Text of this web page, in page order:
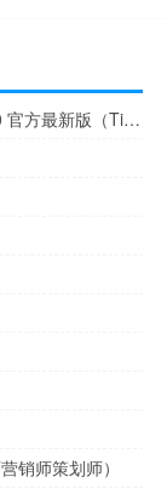
Tipard TS Converter(TS视频转换器) V9.2.20 官方最新版（Tipard TS Converter(TS视频转换器) V9.2.20 官方最新版功能简介）
销师策划师）